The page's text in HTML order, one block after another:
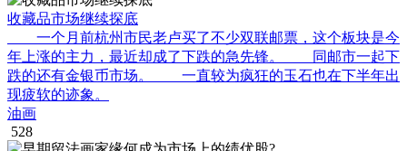
收藏品市场继续探底
一个月前杭州市民老卢买了不少双联邮票，这个板块是今
年上涨的主力，最近却成了下跌的急先锋。 同邮市一起下
跌的还有金银币市场。 一直较为疯狂的玉石也在下半年出
现疲软的迹象。
油画
528